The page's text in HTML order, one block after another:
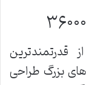
یکی از قدرتمندترین
بزرگ طراحی